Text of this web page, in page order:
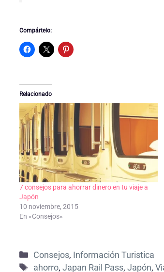
Compártelo:
Relacionado
7 consejos para ahorrar dinero en tu viaje a
Japón
10 noviembre, 2015
En «Consejos»
Categorías
Consejos, Información Turistica
Etiquetas
ahorro, Japan Rail Pass, Japón,